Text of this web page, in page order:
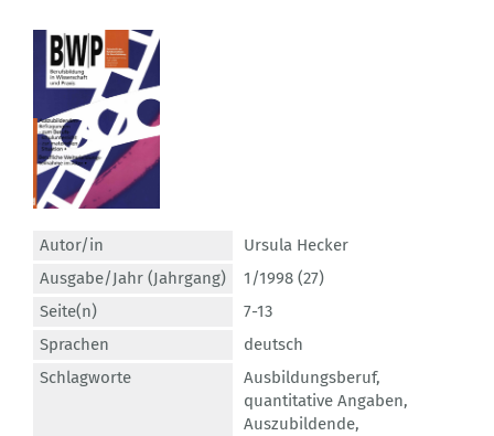
Autor/in
Ursula Hecker
Ausgabe/Jahr (Jahrgang)
1/1998 (27)
Seite(n)
7-13
Sprachen
deutsch
Schlagworte
Ausbildungsberuf,
quantitative Angaben,
Auszubildende,